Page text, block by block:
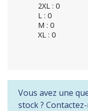
2XL : 0
L : 0
M : 0
XL : 0
Vous avez une
stock ?